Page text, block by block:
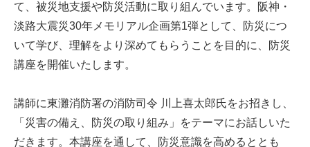
て、被災地支援や防災活動に取り組んでいます。阪神・
淡路大震災30年メモリアル企画第1弾として、防災につ
いて学び、理解をより深めてもらうことを目的に、防災
講座を開催いたします。
講師に東灘消防署の消防司令 川上喜太郎氏をお招きし、
「災害の備え、防災の取り組み」をテーマにお話しいた
だきます。本講座を通して、防災意識を高めるととも